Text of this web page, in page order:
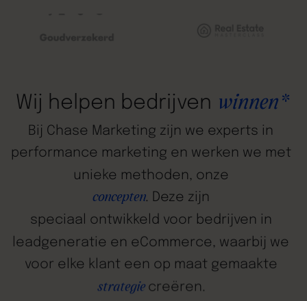
Wij helpen bedrijven winnen*
Bij Chase Marketing zijn we experts in
performance marketing en werken we met
unieke methoden, onze
concepten. Deze zijn
speciaal ontwikkeld voor bedrijven in
leadgeneratie en eCommerce, waarbij we
voor elke klant een op maat gemaakte
strategie creëren.